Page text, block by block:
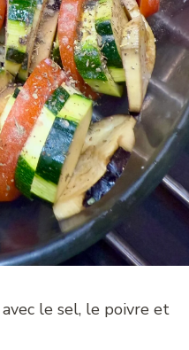
avec le sel, le poivre et